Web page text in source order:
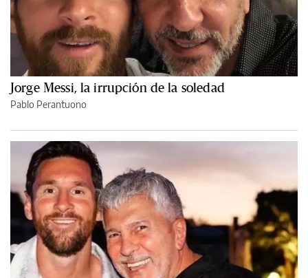
Jorge Messi, la irrupción de la soledad
Pablo Perantuono